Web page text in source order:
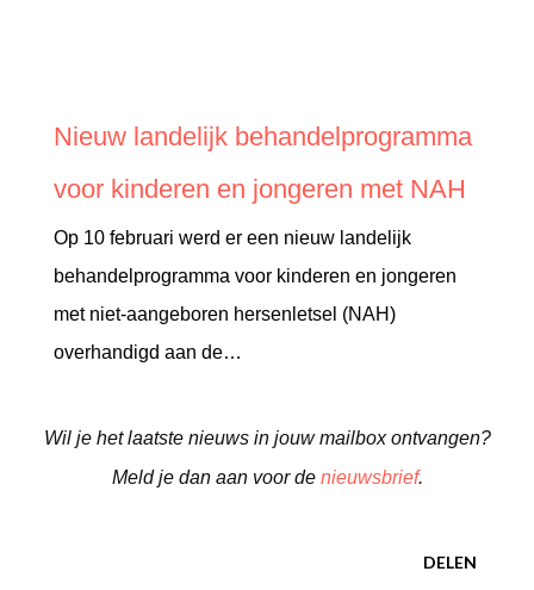
Nieuw landelijk behandelprogramma
voor kinderen en jongeren met NAH
Op 10 februari werd er een nieuw landelijk
behandelprogramma voor kinderen en jongeren
met niet-aangeboren hersenletsel (NAH)
overhandigd aan de…
Wil je het laatste nieuws in jouw mailbox ontvangen?
Meld je dan aan voor de nieuwsbrief.
DELEN